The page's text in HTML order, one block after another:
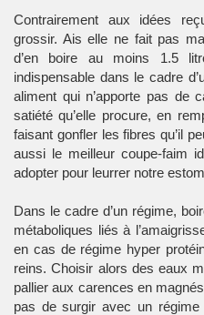
Contrairement aux idées
grossir. Ais elle ne fait pas
d’en boire au moins 1.5
indispensable dans le cadre
aliment qui n’apporte pas de
satiété qu’elle procure, en
faisant gonfler les fibres qu’il
aussi le meilleur coupe-faim
adopter pour leurrer notre
Dans le cadre d’un régime,
métaboliques liés à
en cas de régime hyper
reins. Choisir alors des eaux
pallier aux carences en
pas de surgir avec un